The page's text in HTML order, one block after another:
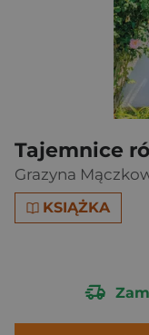
Tajemnice
Grazyna
KSIĄŻKA